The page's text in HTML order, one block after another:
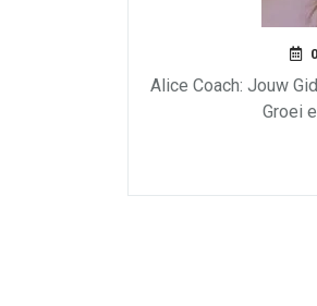
Alice Coach: Jouw
Groei